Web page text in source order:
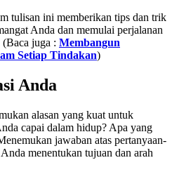
tulisan ini memberikan tips dan trik
Anda dan memulai perjalanan
juga : Membangun
Setiap Tindakan)
Anda
alasan yang kuat untuk
capai dalam hidup? Apa yang
jawaban atas pertanyaan-
menentukan tujuan dan arah